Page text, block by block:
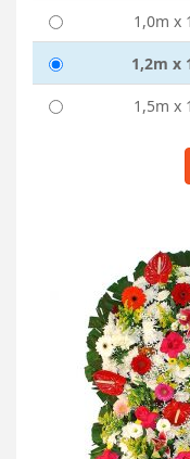
1,0m x
1,2m x
1,5m x